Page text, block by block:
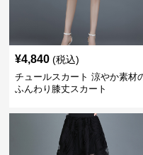
¥4,840 (税込)
チュールスカート 涼やか素材
ふんわり膝丈スカート